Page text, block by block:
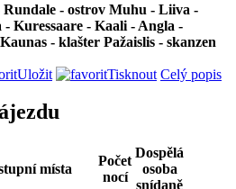
- ostrov Muhu - Liiva -
Kuressaare - Kaali - Angla -
- klašter Pažaislis - skanzen
Uložit Tisknout Celý popis
místa
Počet
nocí
Dospělá
osoba
snídaně